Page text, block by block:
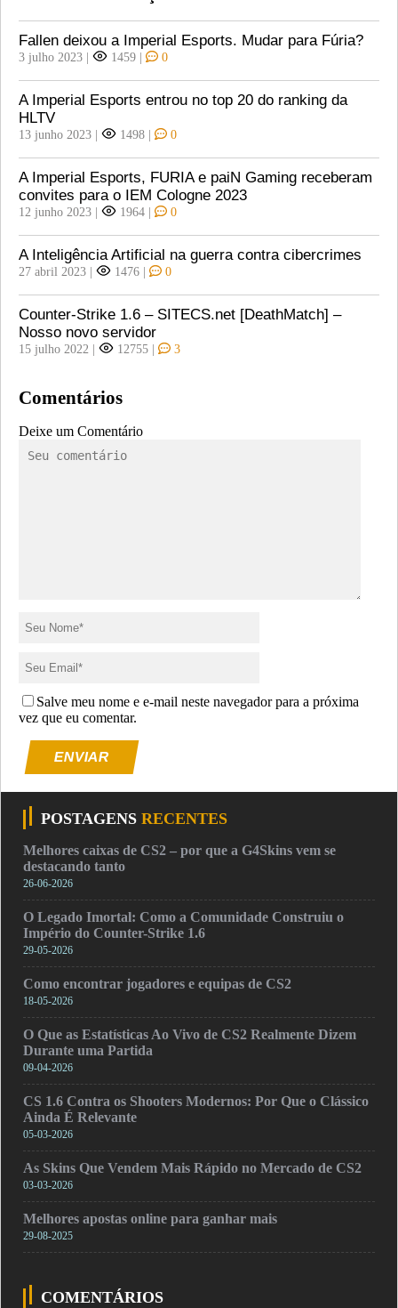
Fallen deixou a Imperial Esports. Mudar para Fúria?
3 julho 2023 | 1459 | 0
A Imperial Esports entrou no top 20 do ranking da
HLTV
13 junho 2023 | 1498 | 0
A Imperial Esports, FURIA e paiN Gaming receberam
convites para o IEM Cologne 2023
12 junho 2023 | 1964 | 0
A Inteligência Artificial na guerra contra cibercrimes
27 abril 2023 | 1476 | 0
Counter-Strike 1.6 – SITECS.net [DeathMatch] –
Nosso novo servidor
15 julho 2022 | 12755 | 3
Comentários
Deixe um Comentário
Salve meu nome e e-mail neste navegador para a próxima
vez que eu comentar.
ENVIAR
POSTAGENS RECENTES
Melhores caixas de CS2 – por que a G4Skins vem se
destacando tanto
26-06-2026
O Legado Imortal: Como a Comunidade Construiu o
Império do Counter-Strike 1.6
29-05-2026
Como encontrar jogadores e equipas de CS2
18-05-2026
O Que as Estatísticas Ao Vivo de CS2 Realmente Dizem
Durante uma Partida
09-04-2026
CS 1.6 Contra os Shooters Modernos: Por Que o Clássico
Ainda É Relevante
05-03-2026
As Skins Que Vendem Mais Rápido no Mercado de CS2
03-03-2026
Melhores apostas online para ganhar mais
29-08-2025
COMENTÁRIOS